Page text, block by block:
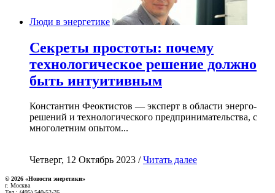
Люди в энергетике
Секреты простоты: почему
технологическое решение должно
быть интуитивным
Константин Феоктистов — эксперт в области энерго-
решений и технологического предпринимательства, с
многолетним опытом...
Четверг, 12 Октябрь 2023 /Читать далее
© 2026 «Новости энеретики»
г. Москва